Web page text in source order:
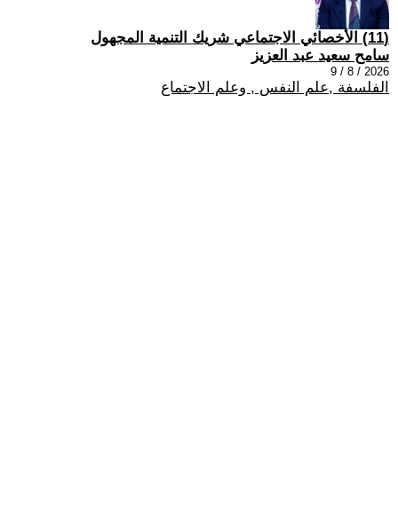
(11) الأخصائي الاجتماعي شريك التنمية المجهول
سامح سعيد عبد العزيز
2026 / 8 / 9
الفلسفة ,علم النفس , وعلم الاجتماع